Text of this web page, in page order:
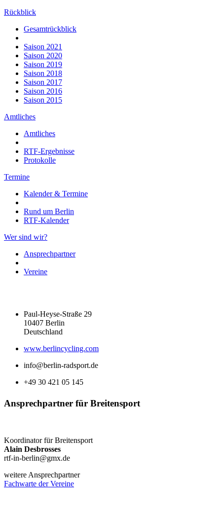
Rückblick
Gesamtrückblick
Saison 2021
Saison 2020
Saison 2019
Saison 2018
Saison 2017
Saison 2016
Saison 2015
Amtliches
Amtliches
RTF-Ergebnisse
Protokolle
Termine
Kalender & Termine
Rund um Berlin
RTF-Kalender
Wer sind wir?
Ansprechpartner
Vereine
Paul-Heyse-Straße 29
10407 Berlin
Deutschland
www.berlincycling.com
info@berlin-radsport.de
+49 30 421 05 145
Ansprechpartner für Breitensport
Koordinator für Breitensport
Alain Desbrosses
rtf-in-berlin@gmx.de
weitere Ansprechpartner
Fachwarte der Vereine